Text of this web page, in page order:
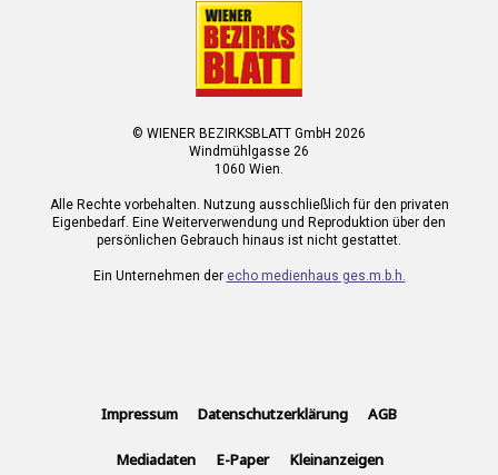
© WIENER BEZIRKSBLATT GmbH 2026
Windmühlgasse 26
1060 Wien.
Alle Rechte vorbehalten. Nutzung ausschließlich für den privaten
Eigenbedarf. Eine Weiterverwendung und Reproduktion über den
persönlichen Gebrauch hinaus ist nicht gestattet.
Ein Unternehmen der echo medienhaus ges.m.b.h.
Impressum Datenschutzerklärung AGB
Mediadaten E-Paper Kleinanzeigen